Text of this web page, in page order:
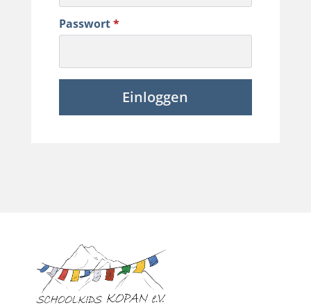
Passwort*
Einloggen